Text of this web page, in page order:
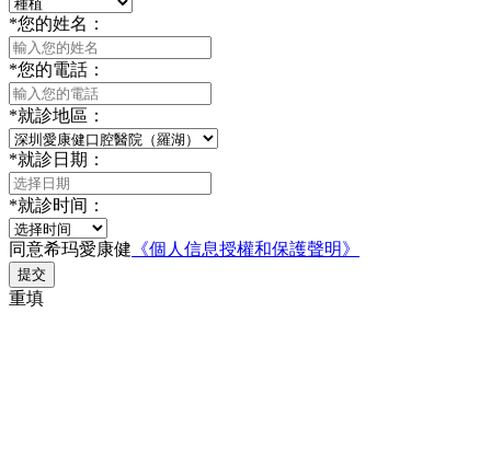
*您的姓名：
*您的電話：
*就診地區：
*就診日期：
*就診时间：
同意希玛愛康健 《個人信息授權和保護聲明》
提交
重填